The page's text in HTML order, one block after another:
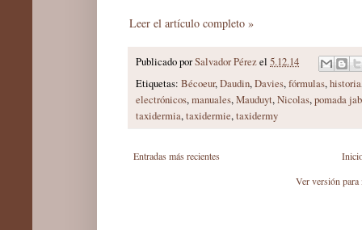
Leer el artículo completo »
Publicado porSalvador Pérezel 5.12.14
Etiquetas: Bécoeur,Daudin,Davies,fórmulas,historia
electrónicos,manuales,Mauduyt,Nicolas,pomada
taxidermia,taxidermie,taxidermy
Entradas más recientes
Ver versión para